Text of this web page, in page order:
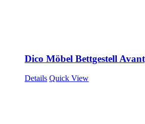
Dico Möbel Bettgestell
Details Quick View